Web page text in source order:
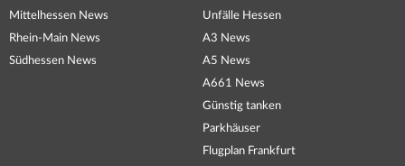
Mittelhessen News
Rhein-Main News
Südhessen News
Unfälle Hessen
A3 News
A5 News
A661 News
Günstig tanken
Parkhäuser
Flugplan Frankfurt